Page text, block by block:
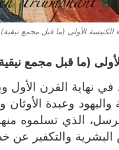
الكنيسة الأولى (ما قبل مجمع
(ما قبل مجمع
سنة 325م، بنفس
والتكفير عن